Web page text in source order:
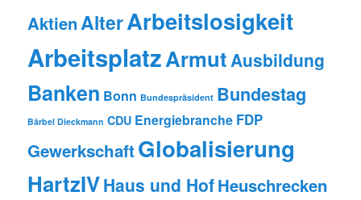
AktienAlterArbeitslosigkeit
ArbeitsplatzArmutAusbildung
Banken Bonn Bundespräsident Bundestag
Bärbel Dieckmann CDU Energiebranche FDP
GewerkschaftGlobalisierung
HartzIVHaus und HofHeuschrecken